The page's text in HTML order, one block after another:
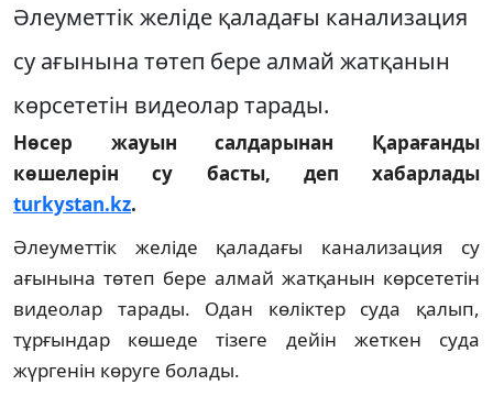
Әлеуметтік желіде қаладағы канализация
су ағынына төтеп бере алмай жатқанын
көрсететін видеолар тарады.
Нөсер жауын салдарынан Қарағанды
көшелерін су басты, деп хабарлады
turkystan.kz.
Әлеуметтік желіде қаладағы канализация су
ағынына төтеп бере алмай жатқанын көрсететін
видеолар тарады. Одан көліктер суда қалып,
тұрғындар көшеде тізеге дейін жеткен суда
жүргенін көруге болады.